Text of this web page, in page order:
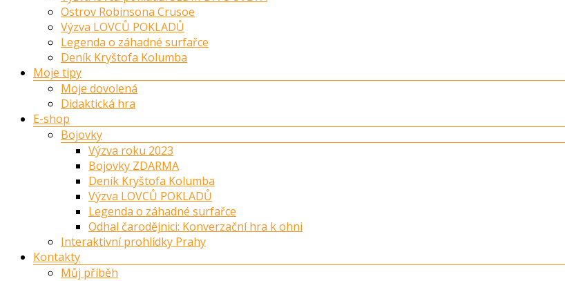
Ostrov Robinsona Crusoe
Výzva LOVCŮ POKLADŮ
Legenda o záhadné surfařce
Deník Kryštofa Kolumba
Moje tipy
Moje dovolená
Didaktická hra
E-shop
Bojovky
Výzva roku 2023
Bojovky ZDARMA
Deník Kryštofa Kolumba
Výzva LOVCŮ POKLADŮ
Legenda o záhadné surfařce
Odhal čarodějnici: Konverzační hra k ohni
Interaktivní prohlídky Prahy
Kontakty
Můj příběh